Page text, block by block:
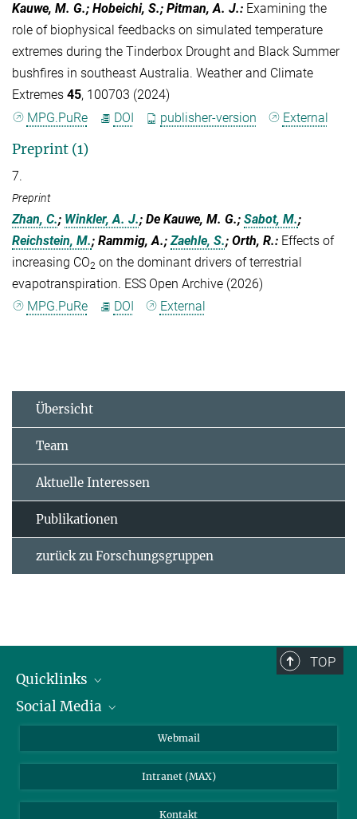
Kauwe, M. G.; Hobeichi, S.; Pitman, A. J.: Examining the
role of biophysical feedbacks on simulated temperature
extremes during the Tinderbox Drought and Black Summer
bushfires in southeast Australia. Weather and Climate
Extremes 45, 100703 (2024)
MPG.PuRe
DOI publisher-version External
Preprint (1)
7.
Preprint
Zhan, C.; Winkler, A. J.; De Kauwe, M. G.; Sabot, M.;
Reichstein, M.; Rammig, A.; Zaehle, S.; Orth, R.: Effects of
increasing CO2 on the dominant drivers of terrestrial
evapotranspiration. ESS Open Archive (2026)
MPG.PuRe
DOI External
Übersicht
Team
Aktuelle Interessen
Publikationen
zurück zu Forschungsgruppen
TOP
Quicklinks
IMPRS Graduiertenschule
Wetterstation
Social Media
BlueSky
Webmail
Intranet (MAX)
Kontakt